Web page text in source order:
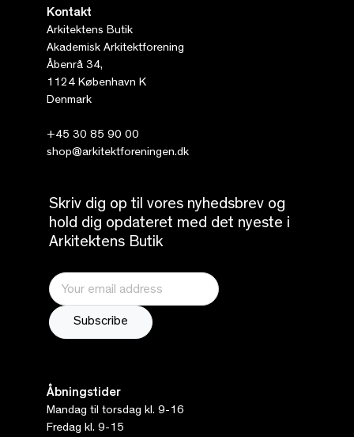
Kontakt
Arkitektens Butik
Akademisk Arkitektforening
Åbenrå 34,
1124 København K
Denmark
+45 30 85 90 00
shop@arkitektforeningen.dk
Skriv dig op til vores nyhedsbrev og
hold dig opdateret med det nyeste i
Arkitektens Butik
Åbningstider
Mandag til torsdag kl. 9-16
Fredag kl. 9-15